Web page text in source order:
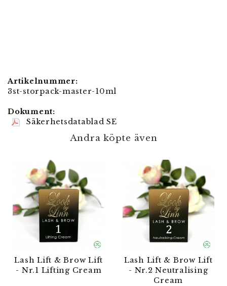
Artikelnummer:
3st-storpack-master-10ml
Dokument:
Säkerhetsdatablad SE
Andra köpte även
Lash Lift & Brow Lift
- Nr.1 Lifting Cream
Lash Lift & Brow Lift
- Nr.2 Neutralising
Cream